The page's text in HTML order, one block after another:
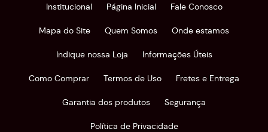
Institucional Página Inicial Fale Conosco
Mapa do Site Quem Somos Onde estamos
Indique nossa Loja Informações Úteis
Como Comprar Termos de Uso Fretes e Entrega
Garantia dos produtos Segurança
Política de Privacidade